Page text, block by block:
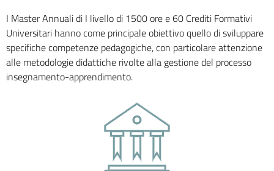
I Master Annuali di I livello di 1500 ore e 60 Crediti Formativi
Universitari hanno come principale obiettivo quello di sviluppare
specifiche competenze pedagogiche, con particolare attenzione
alle metodologie didattiche rivolte alla gestione del processo
insegnamento-apprendimento.